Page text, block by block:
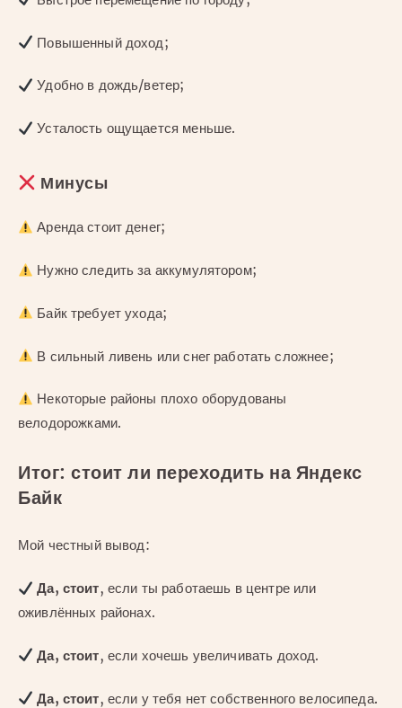
Повышенный доход;
Удобно в дождь/ветер;
Усталость ощущается меньше.
Минусы
Аренда стоит денег;
Нужно следить за аккумулятором;
Байк требует ухода;
В сильный ливень или снег работать сложнее;
Некоторые районы плохо оборудованы
велодорожками.
Итог: стоит ли переходить на Яндекс
Байк
Мой честный вывод:
Да, стоит, если ты работаешь в центре или
оживлённых районах.
Да, стоит, если хочешь увеличивать доход.
Да, стоит, если у тебя нет собственного велосипеда.